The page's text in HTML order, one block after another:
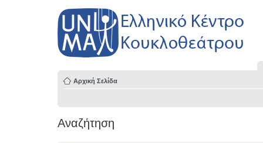
Αρχική Σελίδα
Αναζήτηση